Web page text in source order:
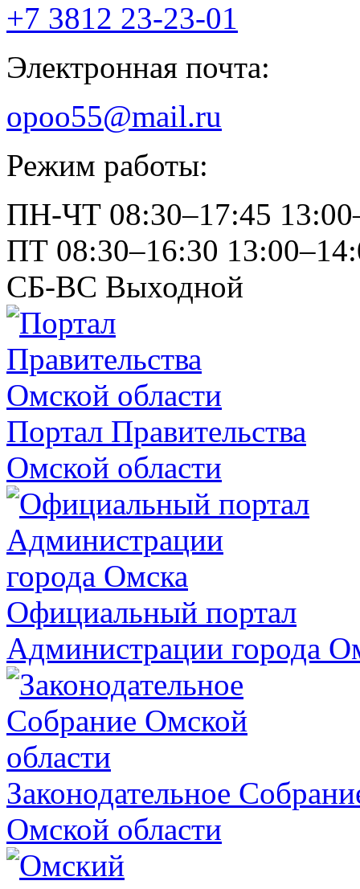
+7 3812 23-23-01
Электронная почта:
opoo55@mail.ru
Режим работы:
ПН-ЧТ 08:30–17:45
ПТ 08:30–16:30
СБ-ВС Выходной
Портал Правительства
Омской области
Официальный портал
Администрации города
Законодательное
Омской области